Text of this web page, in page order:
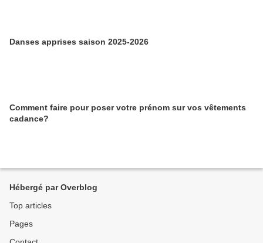
Danses apprises saison 2025-2026
Comment faire pour poser votre prénom sur vos vêtements
cadance?
Hébergé par Overblog
Top articles
Pages